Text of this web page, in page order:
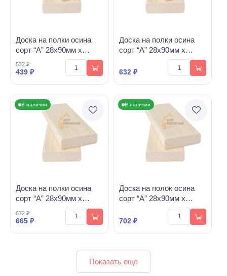
Доска на полки осина
сорт “А” 28х90мм х
532 ₽
439 ₽
Доска на полки осина
сорт “А” 28х90мм х
632 ₽
В наличии
Доска на полки осина
сорт “А” 28х90мм х
672 ₽
665 ₽
В наличии
Доска на полок осина
сорт “А” 28х90мм х
702 ₽
Показать еще